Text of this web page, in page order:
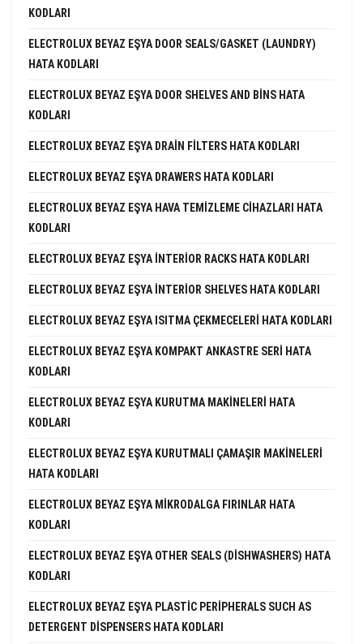
KODLARI
ELECTROLUX BEYAZ EŞYA DOOR SEALS/GASKET (LAUNDRY)
HATA KODLARI
ELECTROLUX BEYAZ EŞYA DOOR SHELVES AND BINS HATA
KODLARI
ELECTROLUX BEYAZ EŞYA DRAIN FILTERS HATA KODLARI
ELECTROLUX BEYAZ EŞYA DRAWERS HATA KODLARI
ELECTROLUX BEYAZ EŞYA HAVA TEMIZLEME CIHAZLARI HATA
KODLARI
ELECTROLUX BEYAZ EŞYA INTERIOR RACKS HATA KODLARI
ELECTROLUX BEYAZ EŞYA INTERIOR SHELVES HATA KODLARI
ELECTROLUX BEYAZ EŞYA ISITMA ÇEKMECELERI HATA KODLARI
ELECTROLUX BEYAZ EŞYA KOMPAKT ANKASTRE SERI HATA
KODLARI
ELECTROLUX BEYAZ EŞYA KURUTMA MAKINELERI HATA
KODLARI
ELECTROLUX BEYAZ EŞYA KURUTMALI ÇAMAŞIR MAKINELERI
HATA KODLARI
ELECTROLUX BEYAZ EŞYA MIKRODALGA FIRINLAR HATA
KODLARI
ELECTROLUX BEYAZ EŞYA OTHER SEALS (DISHWASHERS) HATA
KODLARI
ELECTROLUX BEYAZ EŞYA PLASTIC PERIPHERALS SUCH AS
DETERGENT DISPENSERS HATA KODLARI